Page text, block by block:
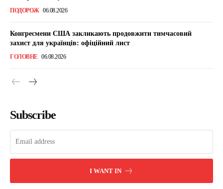
ПОДОРОЖ 06.08.2026
Конгресмени США закликають продовжити тимчасовий
захист для українців: офіційний лист
ГОЛОВНЕ 06.08.2026
Subscribe
I WANT IN